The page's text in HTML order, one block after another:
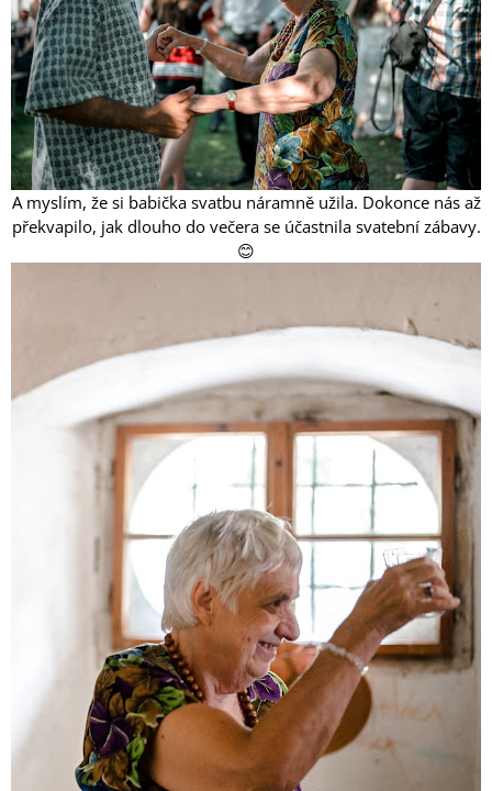
A myslím, že si babička svatbu náramně užila. Dokonce nás až
překvapilo, jak dlouho do večera se účastnila svatební zábavy.
😊